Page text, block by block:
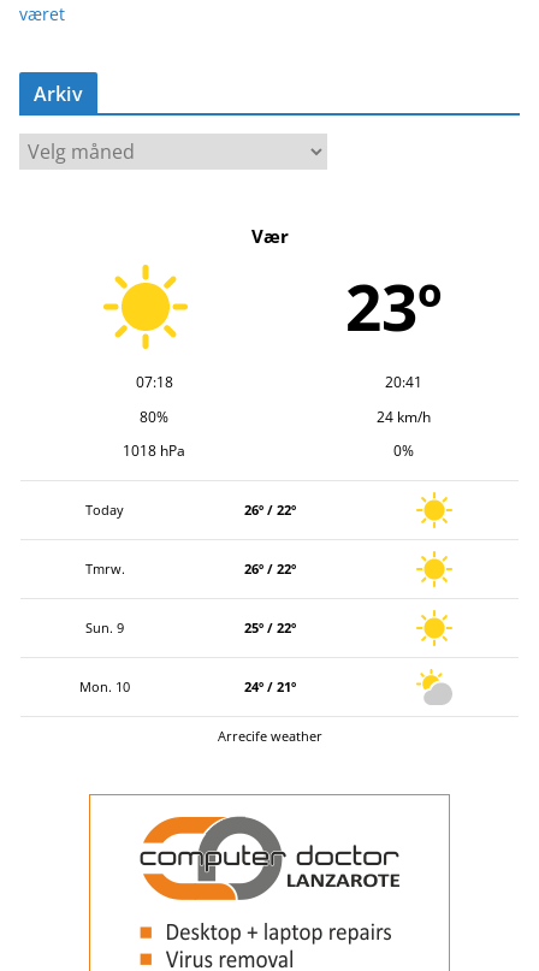
været
Arkiv
A
r
Vær
23º
07:18
20:41
80%
24 km/h
1018 hPa
0%
Today 26º / 22º
Tmrw. 26º / 22º
Sun. 9 25º / 22º
Mon. 10 24º / 21º
Arrecife weather